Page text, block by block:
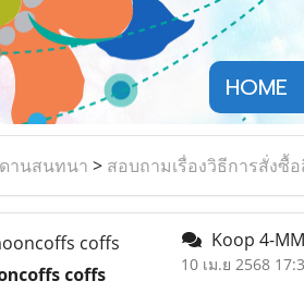
HOME
านสนทนา > สอบถามเรื่องวิธีการสั่งซื้
coffs
Koop 4-
10 เม.ย 2568